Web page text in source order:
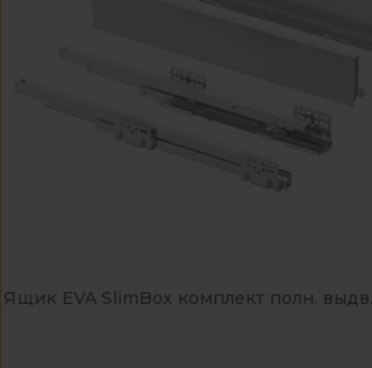
Ящик EVA SlimBox комплект полн. выдв.